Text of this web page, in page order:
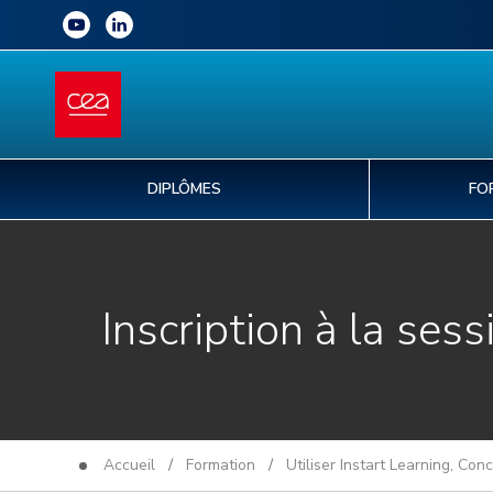
DIPLÔMES
Inscription à la
Accueil / Formation / Utiliser Instart Learning,